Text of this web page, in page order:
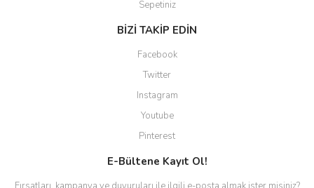
Sepetiniz
BİZİ TAKİP EDİN
Facebook
Twitter
Instagram
Youtube
Pinterest
E-Bültene Kayıt Ol!